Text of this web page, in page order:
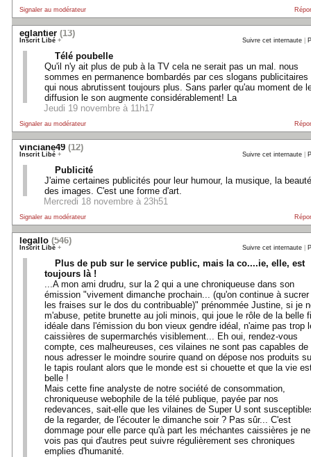
Signaler au modérateur
eglantier (13)
Inscrit Libé + Suivre cet internaute
Télé poubelle
Qu'il n'y ait plus de pub à la TV cela ne serait pas un mal. nous
sommes en permanence bombardés par ces slogans publicitaires
qui nous abrutissent toujours plus. Sans parler qu'au moment de
diffusion le son augmente considérablement! La
Jeudi 19 novembre à 11h17
Signaler au modérateur
vinciane49 (12)
Inscrit Libé + Suivre cet internaute
Publicité
J'aime certaines publicités pour leur humour, la musique, la beauté
des images. C'est une forme d'art.
Mercredi 18 novembre à 23h51
Signaler au modérateur
legallo (546)
Inscrit Libé + Suivre cet internaute
Plus de pub sur le service public, mais la co....ie, elle, est
toujours là !
...A mon ami drudru, sur la 2 qui a une chroniqueuse dans son
émission "vivement dimanche prochain... (qu'on continue à sucrer
les fraises sur le dos du contribuable)" prénommée Justine, si je
m'abuse, petite brunette au joli minois, qui joue le rôle de la belle
idéale dans l'émission du bon vieux gendre idéal, n'aime pas trop
caissières de supermarchés visiblement... Eh oui, rendez-vous
compte, ces malheureuses, ces vilaines ne sont pas capables de
nous adresser le moindre sourire quand on dépose nos produits
le tapis roulant alors que le monde est si chouette et que la vie
belle !
Mais cette fine analyste de notre société de consommation,
chroniqueuse webophile de la télé publique, payée par nos
redevances, sait-elle que les vilaines de Super U sont
de la regarder, de l'écouter le dimanche soir ? Pas sûr... C'est
dommage pour elle parce qu'à part les méchantes caissières je ne
vois pas qui d'autres peut suivre régulièrement ses chroniques
emplies d'humanité.